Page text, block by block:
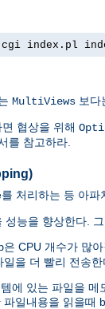
index.pl
MultiViews 보다
협상을 위해
를 참고하라.
처리하는 등 아
성능을 향상한다.
은 CPU 개수가 많아
을 더 빨리 전송한
에 있는 파일을
일내용을 읽을때